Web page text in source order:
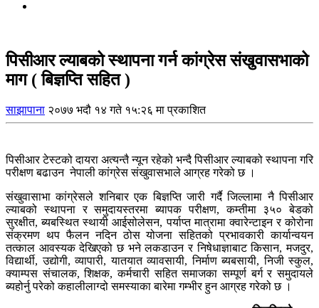
पिसीआर ल्याबको स्थापना गर्न कांग्रेस संखुवासभाको
माग ( बिज्ञप्ति सहित )
साझापाना २०७७ भदौ १४ गते १५:२६ मा प्रकाशित
पिसीआर टेस्टको दायरा अत्यन्तै न्यून रहेको भन्दै पिसीआर ल्याबको स्थापना गरि
परीक्षण बढाउन नेपाली कांग्रेस संखुवासभाले आग्रह गरेको छ ।
संखुवासाभा कांग्रेसले शनिबार एक बिज्ञप्ति जारी गर्दै जिल्लामा नै पिसीआर
ल्याबको स्थापना र समुदायस्तरमा ब्यापक परीक्षण, कम्तीमा ३५० बेडको
सुरक्षीत, ब्यबस्थित स्थायी आईसोलेसन, पर्याप्त मात्रामा क्वारेन्टाइन र कोरोना
संक्रमण थप फैलन नदिन ठोस योजना सहितको प्रभावकारी कार्यान्वयन
तत्काल आवस्यक देखिएको छ भने लकडाउन र निषेधाज्ञाबाट किसान, मजदुर,
विद्यार्थी, उद्योगी, व्यापारी, यातयात व्यावसायी, निर्माण ब्यबसायी, निजी स्कुल,
क्याम्पस संचालक, शिक्षक, कर्मचारी सहित समाजका सम्पूर्ण बर्ग र समुदायले
ब्यहोर्नु परेको कहालीलाग्दो समस्याका बारेमा गम्भीर हुन आग्रह गरेको छ ।